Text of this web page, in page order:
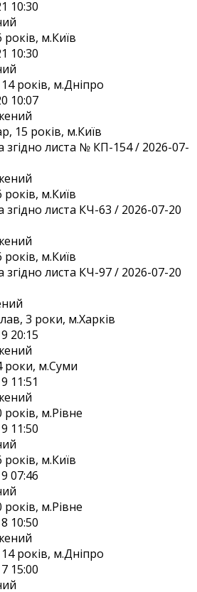
10:30
м.Київ
10:30
років, м.Дніпро
10:07
15 років, м.Київ
згідно листа № КП-154 / 2026-07-
м.Київ
згідно листа КЧ-63 / 2026-07-20
м.Київ
згідно листа КЧ-97 / 2026-07-20
3 роки, м.Харків
20:15
роки, м.Суми
11:51
м.Рівне
11:50
м.Київ
07:46
м.Рівне
10:50
років, м.Дніпро
15:00